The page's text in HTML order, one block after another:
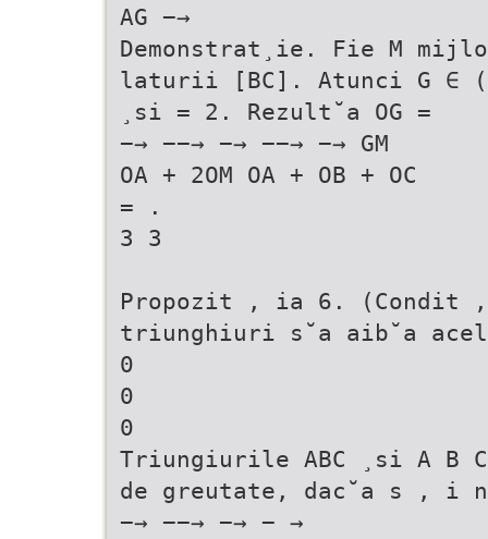
AG −→
Demonstrat¸ie. Fie M
laturii [BC]. Atunci G ∈
¸si = 2. Rezult˘a OG =
−→ −−→ −→ −−→ −→ GM
OA + 2OM OA + OB + OC
= .
3 3
Propozit , ia 6. (Condit ,
triunghiuri s˘a aib˘a
0
0
0
Triungiurile ABC ¸si A B
de greutate, dac˘a s , i
−→ −−→ −→ − →